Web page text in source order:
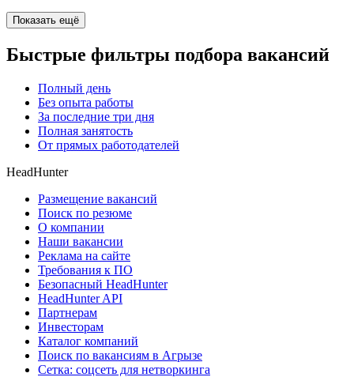
Показать ещё
Быстрые фильтры подбора вакансий
Полный день
Без опыта работы
За последние три дня
Полная занятость
От прямых работодателей
HeadHunter
Размещение вакансий
Поиск по резюме
О компании
Наши вакансии
Реклама на сайте
Требования к ПО
Безопасный HeadHunter
HeadHunter API
Партнерам
Инвесторам
Каталог компаний
Поиск по вакансиям в Агрызе
Сетка: соцсеть для нетворкинга